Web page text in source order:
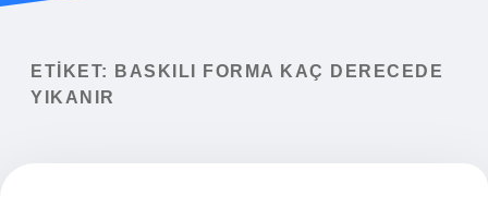
Yasal Uyarı
ETIKET:
BASKILI FORMA KAÇ DERECEDE
YIKANIR